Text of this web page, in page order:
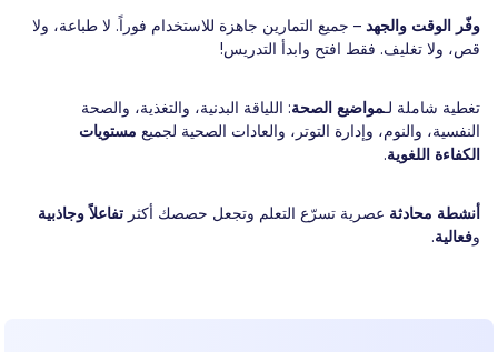
وفّر الوقت والجهد – جميع التمارين جاهزة للاستخدام فوراً. لا طباعة، ولا
قص، ولا تغليف. فقط افتح وابدأ التدريس!
تغطية شاملة لـمواضيع الصحة: اللياقة البدنية، والتغذية، والصحة
النفسية، والنوم، وإدارة التوتر، والعادات الصحية لجميع مستويات
الكفاءة اللغوية.
أنشطة محادثة عصرية تسرّع التعلم وتجعل حصصك أكثر تفاعلاً وجاذبية
وفعالية.